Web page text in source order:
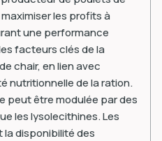
les profits à
une performance
facteurs clés de la
chair, en lien avec
nutritionnelle de la ration.
peut être modulée par des
les lysolecithines. Les
disponibilité des